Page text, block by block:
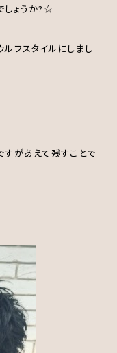
しょうか?☆
フスタイルにしまし
があえて残すことで